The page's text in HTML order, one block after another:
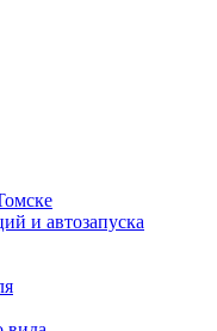
и автозапуска